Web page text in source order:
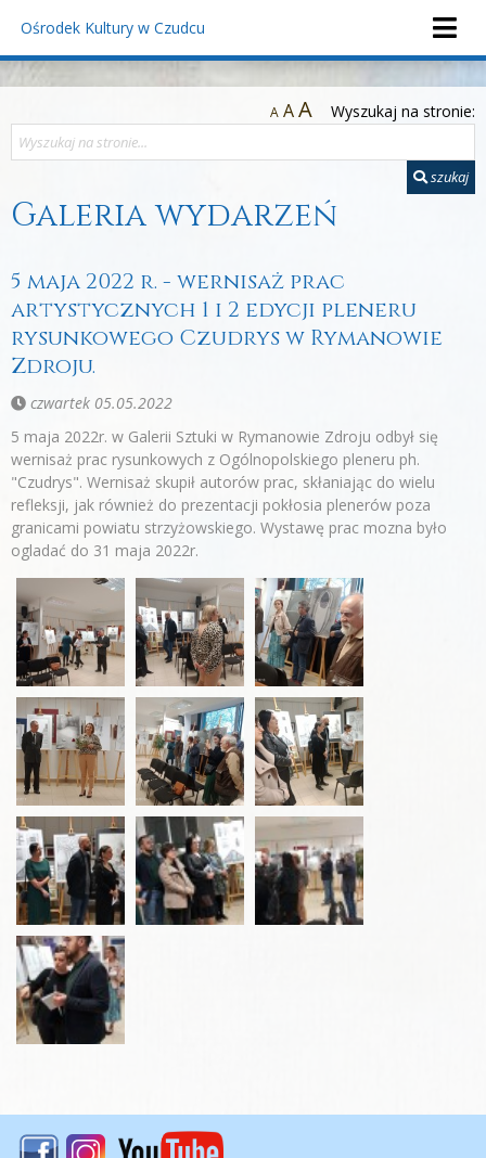
Ośrodek Kultury w Czudcu
A AA Wyszukaj na stronie:
szukaj
Galeria wydarzeń
5 maja 2022 r. - wernisaż prac
artystycznych 1 i 2 edycji pleneru
rysunkowego Czudrys w Rymanowie
Zdroju.
czwartek 05.05.2022
5 maja 2022r. w Galerii Sztuki w Rymanowie Zdroju odbył się
wernisaż prac rysunkowych z Ogólnopolskiego pleneru ph.
"Czudrys". Wernisaż skupił autorów prac, skłaniając do wielu
refleksji, jak również do prezentacji pokłosia plenerów poza
granicami powiatu strzyżowskiego. Wystawę prac mozna było
ogladać do 31 maja 2022r.